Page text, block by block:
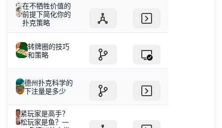
在不牺牲价值的
前提下简化你的
扑克策略
转牌圈的技巧
和策略
德州扑克科学的
下注量是多少
紧玩家是高手？
松玩家是鱼？—